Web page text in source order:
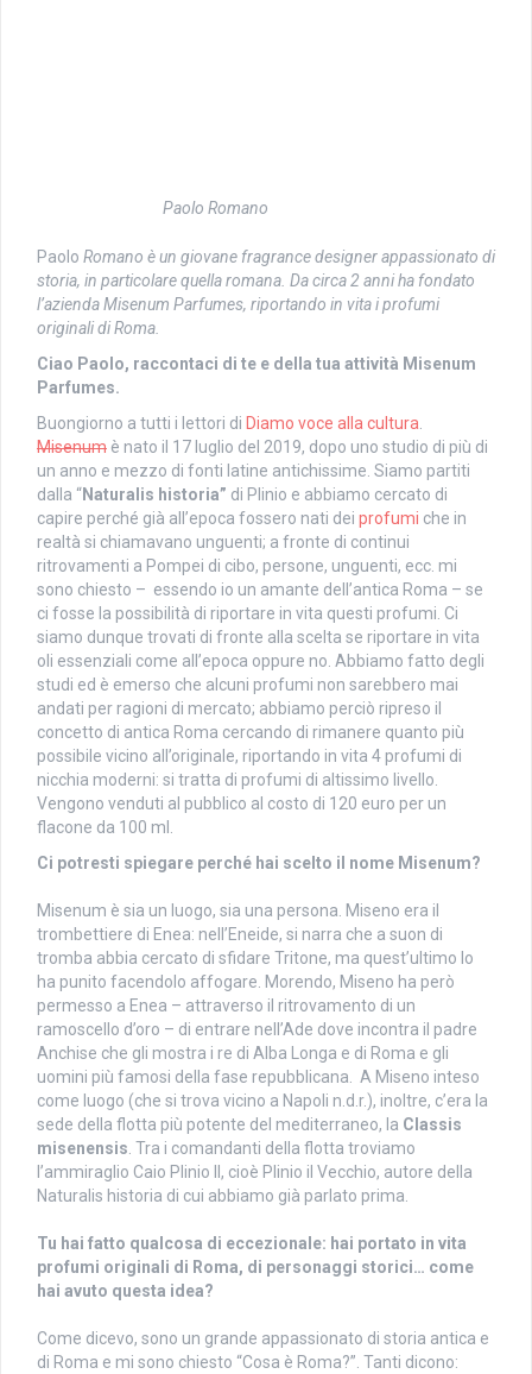
Paolo Romano
Paolo Romano è un giovane fragrance designer appassionato di
storia, in particolare quella romana. Da circa 2 anni ha fondato
l’azienda Misenum Parfumes, riportando in vita i profumi
originali di Roma.
Ciao Paolo, raccontaci di te e della tua attività Misenum
Parfumes.
Buongiorno a tutti i lettori di Diamo voce alla cultura.
Misenum è nato il 17 luglio del 2019, dopo uno studio di più di
un anno e mezzo di fonti latine antichissime. Siamo partiti
dalla “Naturalis historia” di Plinio e abbiamo cercato di
capire perché già all’epoca fossero nati dei profumi che in
realtà si chiamavano unguenti; a fronte di continui
ritrovamenti a Pompei di cibo, persone, unguenti, ecc. mi
sono chiesto – essendo io un amante dell’antica Roma – se
ci fosse la possibilità di riportare in vita questi profumi. Ci
siamo dunque trovati di fronte alla scelta se riportare in vita
oli essenziali come all’epoca oppure no. Abbiamo fatto degli
studi ed è emerso che alcuni profumi non sarebbero mai
andati per ragioni di mercato; abbiamo perciò ripreso il
concetto di antica Roma cercando di rimanere quanto più
possibile vicino all’originale, riportando in vita 4 profumi di
nicchia moderni: si tratta di profumi di altissimo livello.
Vengono venduti al pubblico al costo di 120 euro per un
flacone da 100 ml.
Ci potresti spiegare perché hai scelto il nome Misenum?
Misenum è sia un luogo, sia una persona. Miseno era il
trombettiere di Enea: nell’Eneide, si narra che a suon di
tromba abbia cercato di sfidare Tritone, ma quest’ultimo lo
ha punito facendolo affogare. Morendo, Miseno ha però
permesso a Enea – attraverso il ritrovamento di un
ramoscello d’oro – di entrare nell’Ade dove incontra il padre
Anchise che gli mostra i re di Alba Longa e di Roma e gli
uomini più famosi della fase repubblicana. A Miseno inteso
come luogo (che si trova vicino a Napoli n.d.r.), inoltre, c’era la
sede della flotta più potente del mediterraneo, la Classis
misenensis. Tra i comandanti della flotta troviamo
l’ammiraglio Caio Plinio II, cioè Plinio il Vecchio, autore della
Naturalis historia di cui abbiamo già parlato prima.
Tu hai fatto qualcosa di eccezionale: hai portato in vita
profumi originali di Roma, di personaggi storici… come
hai avuto questa idea?
Come dicevo, sono un grande appassionato di storia antica e
di Roma e mi sono chiesto “Cosa è Roma?”. Tanti dicono: